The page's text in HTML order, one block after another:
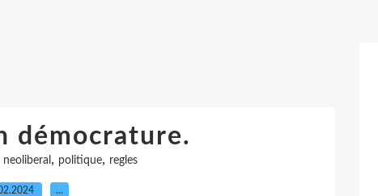
démocrature.
neoliberal , politique, regles
…